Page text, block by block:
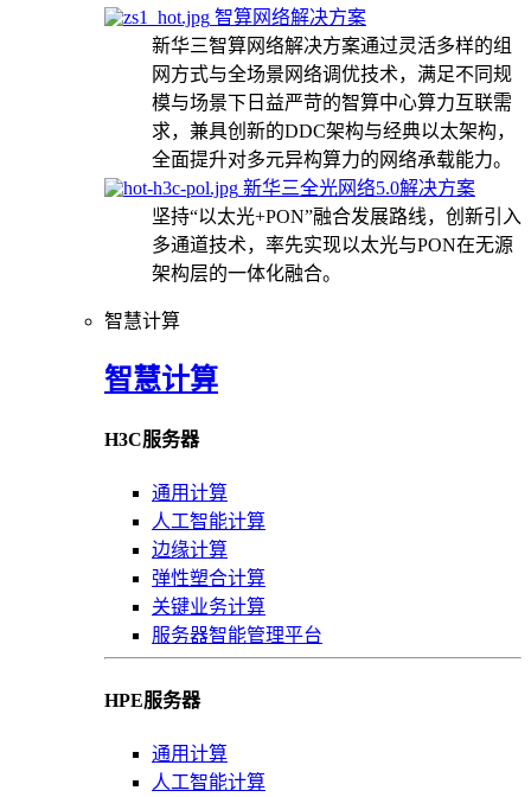
智算网络解决方案
新华三智算网络解决方案通过灵活多样的组
网方式与全场景网络调优技术，满足不同规
模与场景下日益严苛的智算中心算力互联需
求，兼具创新的DDC架构与经典以太架构，
全面提升对多元异构算力的网络承载能力。
新华三全光网络5.0解决方案
坚持“以太光+PON”融合发展路线，创新引入
多通道技术，率先实现以太光与PON在无源
架构层的一体化融合。
智慧计算
智慧计算
H3C服务器
通用计算
人工智能计算
边缘计算
弹性塑合计算
关键业务计算
服务器智能管理平台
HPE服务器
通用计算
人工智能计算